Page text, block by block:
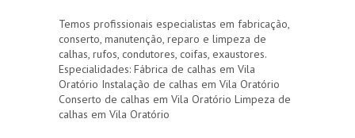
Temos profissionais especialistas em fabricação,
conserto, manutenção, reparo e limpeza de
calhas, rufos, condutores, coifas, exaustores.
Especialidades: Fábrica de calhas em Vila
Oratório Instalação de calhas em Vila Oratório
Conserto de calhas em Vila Oratório Limpeza de
calhas em Vila Oratório